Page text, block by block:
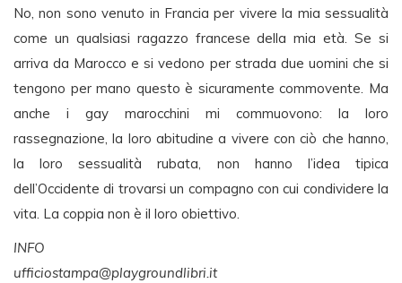
No, non sono venuto in Francia per vivere la mia sessualità
come un qualsiasi ragazzo francese della mia età. Se si
arriva da Marocco e si vedono per strada due uomini che si
tengono per mano questo è sicuramente commovente. Ma
anche i gay marocchini mi commuovono: la loro
rassegnazione, la loro abitudine a vivere con ciò che hanno,
la loro sessualità rubata, non hanno l’idea tipica
dell’Occidente di trovarsi un compagno con cui condividere la
vita. La coppia non è il loro obiettivo.
INFO
ufficiostampa@playgroundlibri.it